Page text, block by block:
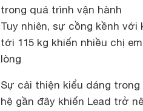
trong quá trình vận hành
Tuy nhiên, sự cồng kềnh với
tới 115 kg khiến nhiều chị
lòng
Sự cải thiện kiểu dáng
hệ gần đây khiến Lead trở